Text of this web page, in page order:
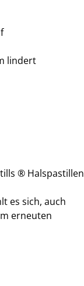
lindert
® Halspastillen
es sich, auch
erneuten